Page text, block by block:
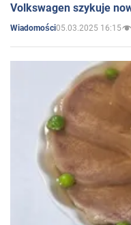
Volkswagen szykuje
Wiadomości05.03.2025 16:15